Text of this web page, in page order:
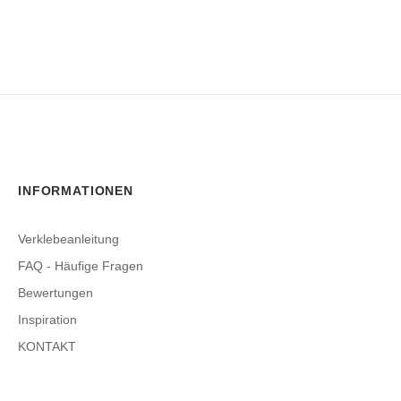
INFORMATIONEN
Verklebeanleitung
FAQ - Häufige Fragen
Bewertungen
Inspiration
KONTAKT